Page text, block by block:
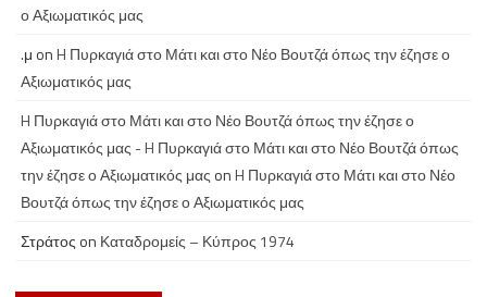
ο Αξιωματικός μας
.μ onH Πυρκαγιά στο Μάτι και στο Νέο Βουτζά όπως την έζησε ο
Αξιωματικός μας
H Πυρκαγιά στο Μάτι και στο Νέο Βουτζά όπως την έζησε ο
Αξιωματικός μας - H Πυρκαγιά στο Μάτι και στο Νέο Βουτζά όπως
την έζησε ο Αξιωματικός μας onH Πυρκαγιά στο Μάτι και στο Νέο
Βουτζά όπως την έζησε ο Αξιωματικός μας
Στράτος on Καταδρομείς – Κύπρος 1974